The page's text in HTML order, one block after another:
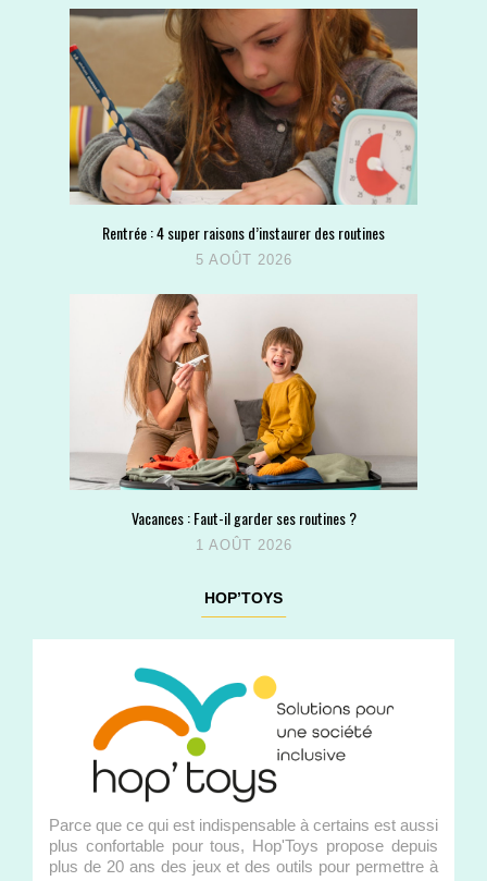
Rentrée : 4 super raisons d’instaurer des routines
5 AOÛT 2026
Vacances : Faut-il garder ses routines ?
1 AOÛT 2026
HOP’TOYS
Parce que ce qui est indispensable à certains est aussi
plus confortable pour tous, Hop'Toys propose depuis
plus de 20 ans des jeux et des outils pour permettre à